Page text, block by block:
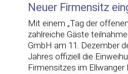
Neuer Firmensitz
Mit einem „Tag der
zahlreiche Gäste
GmbH am 11. Dezember
Jahres offiziell die
Firmensitzes im Ellwanger